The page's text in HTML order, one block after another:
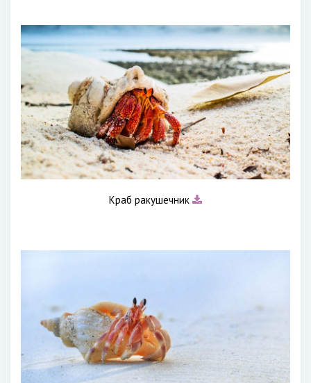
Краб ракушечник